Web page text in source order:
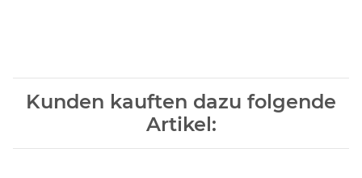
Kunden kauften dazu folgende
Artikel: